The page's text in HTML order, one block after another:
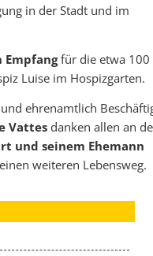
in der Stadt und im
Empfangfür die etwa 100
Luise im Hospizgarten.
ehrenamtlich
Vattesdanken allen an
und seinem Ehemann
weiteren Lebensweg.